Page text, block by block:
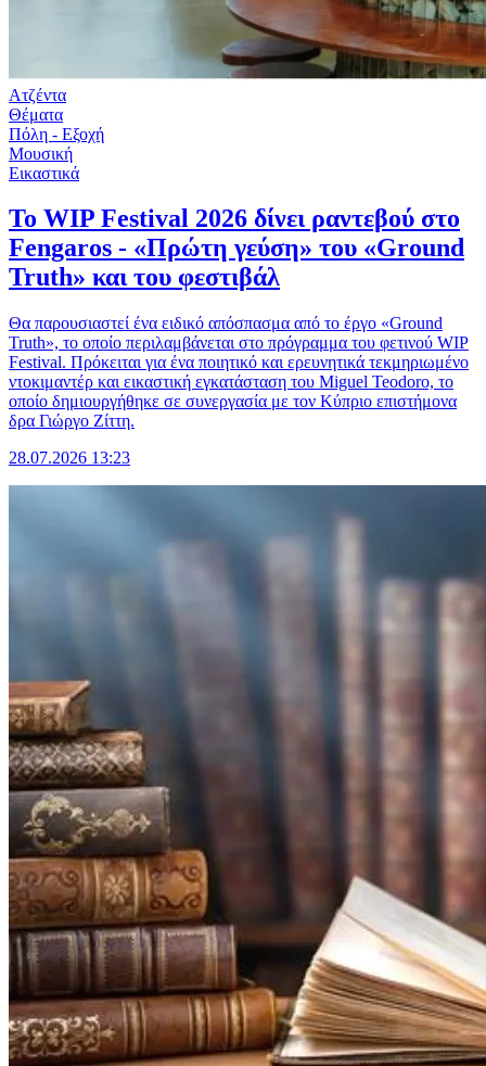
Ατζέντα
Θέματα
Πόλη - Εξοχή
Μουσική
Εικαστικά
Το WIP Festival 2026 δίνει ραντεβού στο
Fengaros - «Πρώτη γεύση» του «Ground
Truth» και του φεστιβάλ
Θα παρουσιαστεί ένα ειδικό απόσπασμα από το έργο «Ground
Truth», το οποίο περιλαμβάνεται στο πρόγραμμα του φετινού WIP
Festival. Πρόκειται για ένα ποιητικό και ερευνητικά τεκμηριωμένο
ντοκιμαντέρ και εικαστική εγκατάσταση του Miguel Teodoro, το
οποίο δημιουργήθηκε σε συνεργασία με τον Κύπριο επιστήμονα
δρα Γιώργο Ζίττη.
28.07.2026 13:23